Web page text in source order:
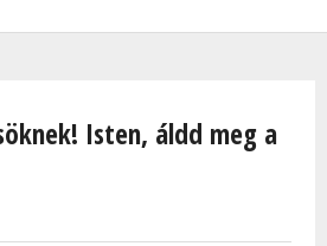
Isten, áldd meg a